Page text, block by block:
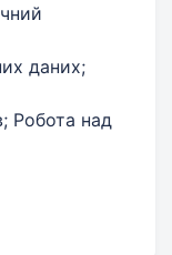
даних;
Робота над